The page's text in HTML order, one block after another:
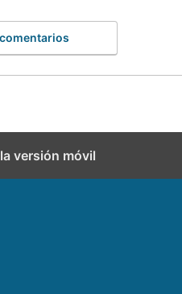
versión móvil